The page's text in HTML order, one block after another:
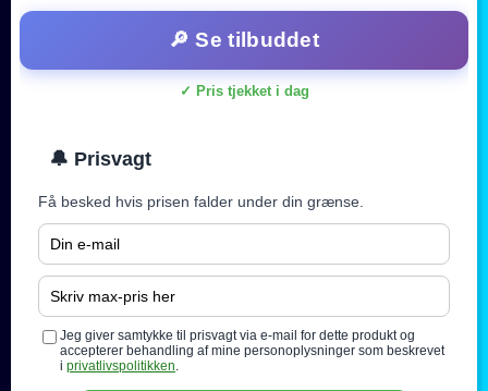
🔎 Se tilbuddet
✓ Pris tjekket i dag
🔔 Prisvagt
Få besked hvis prisen falder under din grænse.
Jeg giver samtykke til prisvagt via e-mail for dette produkt og
accepterer behandling af mine personoplysninger som beskrevet
i privatlivspolitikken.